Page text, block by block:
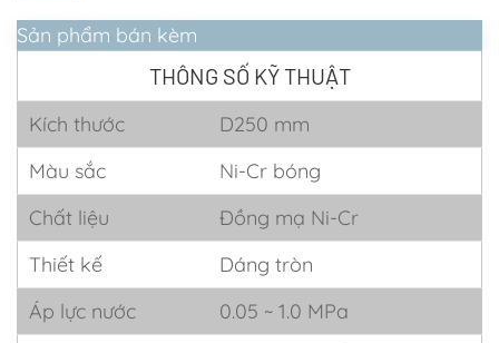
Sản phẩm bán kèm
THÔNG SỐ KỸ THUẬT
Kích thước
D250 mm
Màu sắc
Ni-Cr bóng
Chất liệu
Đồng mạ Ni-Cr
Thiết kế
Dáng tròn
Áp lực nước
0.05 ~ 1.0 MPa